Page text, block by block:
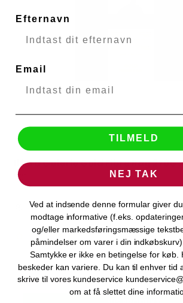
Ilford Galerie Gold Fibre Rag 270G
50671
Bestillingsvare
899,00 DKK
809,10 DKK
Efternavn
Email
TILMELD
NEJ TAK
Ved at indsende denne formular giver
modtage informative (f.eks.
og/eller markedsføringsmæssige
påmindelser om varer i din
Samtykke er ikke en betingelse for køb.
beskeder kan variere. Du kan til enhver tid
skrive til vores kundeservice
om at få slettet dine